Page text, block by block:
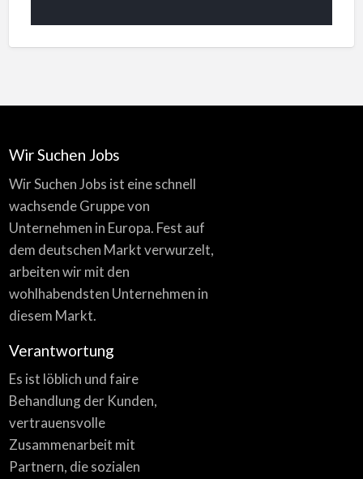
Wir Suchen Jobs
Wir Suchen Jobs ist eine schnell
wachsende Gruppe von
Unternehmen in Europa. Fest auf
dem deutschen Markt verwurzelt,
arbeiten wir mit den
wohlhabendsten Unternehmen in
diesem Markt.
Verantwortung
Es ist löblich und faire
Behandlung der Kunden,
vertrauensvolle
Zusammenarbeit mit
Partnern, die sozialen